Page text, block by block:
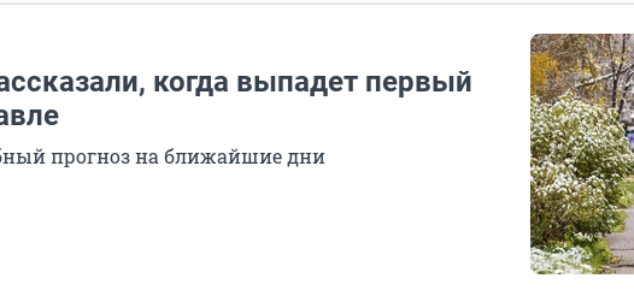
когда выпадет первый
прогноз на ближайшие дни